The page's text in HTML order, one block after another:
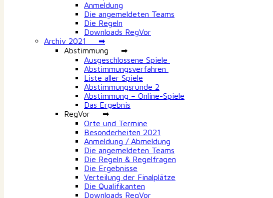
Anmeldung
Die angemeldeten Teams
Die Regeln
Downloads RegVor
Archiv 2021 ➡
Abstimmung ➡
Ausgeschlossene Spiele
Abstimmungsverfahren
Liste aller Spiele
Abstimmungsrunde 2
Abstimmung – Online-Spiele
Das Ergebnis
RegVor ➡
Orte und Termine
Besonderheiten 2021
Anmeldung / Abmeldung
Die angemeldeten Teams
Die Regeln & Regelfragen
Die Ergebnisse
Verteilung der Finalplätze
Die Qualifikanten
Downloads RegVor